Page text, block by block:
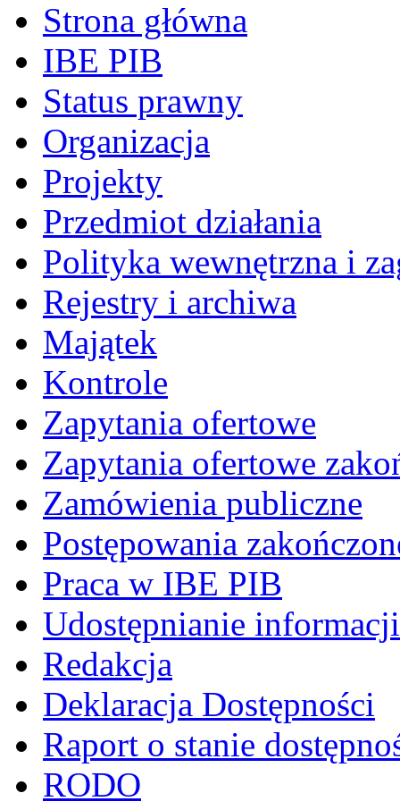
Strona główna
IBE PIB
Status prawny
Organizacja
Projekty
Przedmiot działania
Polityka wewnętrzna i
Rejestry i archiwa
Majątek
Kontrole
Zapytania ofertowe
Zapytania ofertowe
Zamówienia publiczne
Postępowania
Praca w IBE PIB
Udostępnianie informacji
Redakcja
Deklaracja Dostępności
Raport o stanie
RODO